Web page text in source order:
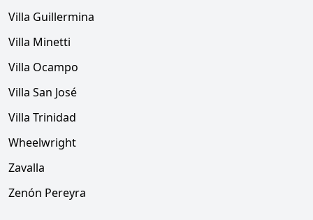
Villa Guillermina
Villa Minetti
Villa Ocampo
Villa San José
Villa Trinidad
Wheelwright
Zavalla
Zenón Pereyra